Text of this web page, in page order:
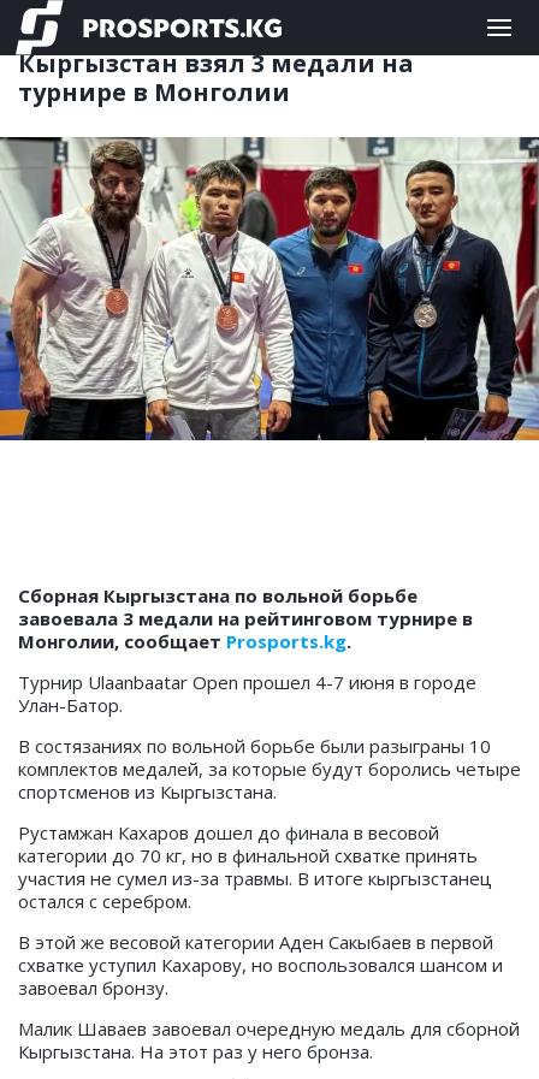
ЕДИНОБОРСТВА 10.06.2026 08:27
Кыргызстан взял 3 медали на
турнире в Монголии
Сборная Кыргызстана по вольной борьбе
завоевала 3 медали на рейтинговом турнире в
Монголии, сообщает Prosports.kg.
Турнир Ulaanbaatar Open прошел 4-7 июня в городе
Улан-Батор.
В состязаниях по вольной борьбе были разыграны 10
комплектов медалей, за которые будут боролись четыре
спортсменов из Кыргызстана.
Рустамжан Кахаров дошел до финала в весовой
категории до 70 кг, но в финальной схватке принять
участия не сумел из-за травмы. В итоге кыргызстанец
остался с серебром.
В этой же весовой категории Аден Сакыбаев в первой
схватке уступил Кахарову, но воспользовался шансом и
завоевал бронзу.
Малик Шаваев завоевал очередную медаль для сборной
Кыргызстана. На этот раз у него бронза.